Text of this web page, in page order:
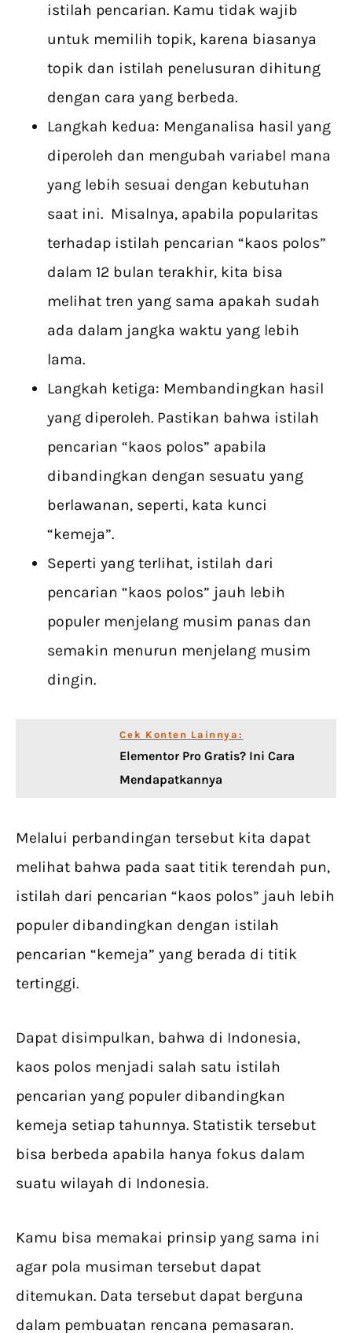
istilah pencarian. Kamu tidak wajib
untuk memilih topik, karena biasanya
topik dan istilah penelusuran dihitung
dengan cara yang berbeda.
Langkah kedua: Menganalisa hasil yang
diperoleh dan mengubah variabel mana
yang lebih sesuai dengan kebutuhan
saat ini. Misalnya, apabila popularitas
terhadap istilah pencarian “kaos polos”
dalam 12 bulan terakhir, kita bisa
melihat tren yang sama apakah sudah
ada dalam jangka waktu yang lebih
lama.
Langkah ketiga: Membandingkan hasil
yang diperoleh. Pastikan bahwa istilah
pencarian “kaos polos” apabila
dibandingkan dengan sesuatu yang
berlawanan, seperti, kata kunci
“kemeja”.
Seperti yang terlihat, istilah dari
pencarian “kaos polos” jauh lebih
populer menjelang musim panas dan
semakin menurun menjelang musim
dingin.
Cek Konten Lainnya:
Elementor Pro Gratis? Ini Cara
Mendapatkannya
Melalui perbandingan tersebut kita dapat
melihat bahwa pada saat titik terendah pun,
istilah dari pencarian “kaos polos” jauh lebih
populer dibandingkan dengan istilah
pencarian “kemeja” yang berada di titik
tertinggi.
Dapat disimpulkan, bahwa di Indonesia,
kaos polos menjadi salah satu istilah
pencarian yang populer dibandingkan
kemeja setiap tahunnya. Statistik tersebut
bisa berbeda apabila hanya fokus dalam
suatu wilayah di Indonesia.
Kamu bisa memakai prinsip yang sama ini
agar pola musiman tersebut dapat
ditemukan. Data tersebut dapat berguna
dalam pembuatan rencana pemasaran.